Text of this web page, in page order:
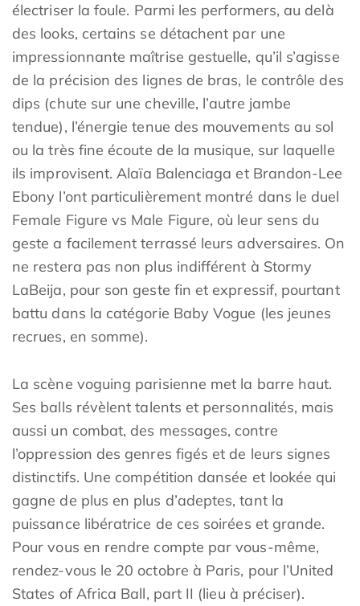
électriser la foule. Parmi les performers, au delà
des looks, certains se détachent par une
impressionnante maîtrise gestuelle, qu’il s’agisse
de la précision des lignes de bras, le contrôle des
dips (chute sur une cheville, l’autre jambe
tendue), l’énergie tenue des mouvements au sol
ou la très fine écoute de la musique, sur laquelle
ils improvisent. Alaïa Balenciaga et Brandon-Lee
Ebony l’ont particulièrement montré dans le duel
Female Figure vs Male Figure, où leur sens du
geste a facilement terrassé leurs adversaires. On
ne restera pas non plus indifférent à Stormy
LaBeija, pour son geste fin et expressif, pourtant
battu dans la catégorie Baby Vogue (les jeunes
recrues, en somme).
La scène voguing parisienne met la barre haut.
Ses balls révèlent talents et personnalités, mais
aussi un combat, des messages, contre
l’oppression des genres figés et de leurs signes
distinctifs. Une compétition dansée et lookée qui
gagne de plus en plus d’adeptes, tant la
puissance libératrice de ces soirées et grande.
Pour vous en rendre compte par vous-même,
rendez-vous le 20 octobre à Paris, pour l’United
States of Africa Ball, part II (lieu à préciser).